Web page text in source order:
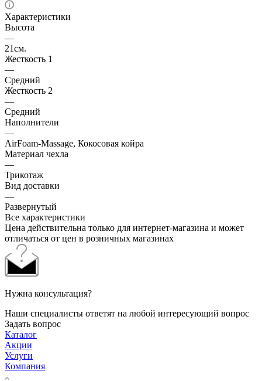
Характеристики
Высота
—
21см.
Жесткость 1
—
Средний
Жесткость 2
—
Средний
Наполнители
—
AirFoam-Massage, Кокосовая койра
Материал чехла
—
Трикотаж
Вид доставки
—
Развернутый
Все характеристики
Цена действительна только для интернет-магазина и может
отличаться от цен в розничных магазинах
Нужна консультация?
Наши специалисты ответят на любой интересующий вопрос
Задать вопрос
Каталог
Акции
Услуги
Компания